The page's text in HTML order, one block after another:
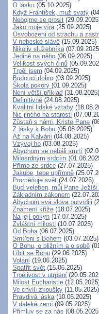
O lásku (05.10.2025)
Když František, muž svatý
Nebojme se prosit
Jako moje víra(25.09.2025)
Osvobozeni od strachu a
V nebeské slávě (15.09.2025)
Nikoliv služebníka
Jedině na něho (06.09.2025)
Velikost svých činů
Trpěl jsem (04.09.2025)
Budoucí dobro (03.09.2025)
Škola pokory (01.09.2025)
Není větší příklad (31.08.2025)
Definitivně (24.08.2025)
Kvalitní lidské vztahy
Nic jiného na starosti
Zůstaň s námi, Kriste Pane
Z lásky k Bohu (05.08.2025)
Až na Kalvárii (04.08.2025)
Vzývej ho (03.08.2025)
Abychom se nebáli smrti
Milosrdným srdcím
Přímo ze srdce (27.07.2025)
Jakube, tebe upřímně
Proměňuje svět (24.07.2025)
Buď veleben, můj Pane
Základním zákonem
Abychom svá slova potvrdili
Znamení kříže (18.07.2025)
Na její pokyn (17.07.2025)
Zvláštní milosti (10.07.2025)
Od Boha(06.07.2025)
Smířeni s Bohem (03.07.2025)
O Bohu, o bližním a o sobě
Líbit se Bohu (29.06.2025)
Volání (19.06.2025)
Spatřit svět (15.06.2025)
Trpělivost v utrpení
Milost Eucharistie
Ve chvíli zkoušky (11.05.2025)
Pravdivá láska(10.05.2025)
V daleké zemi (09.05.2025)
Přimluv se za nás